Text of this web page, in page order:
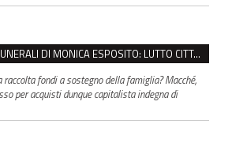
MARTEDÌ 28 LUGLIO I FUNERALI DI MONICA ESPOSITO: LUTTO CITTADINO A MODENA E NONANTOLA
raccolta fondi a sostegno della famiglia? Macché,
per acquisti dunque capitalista indegna di